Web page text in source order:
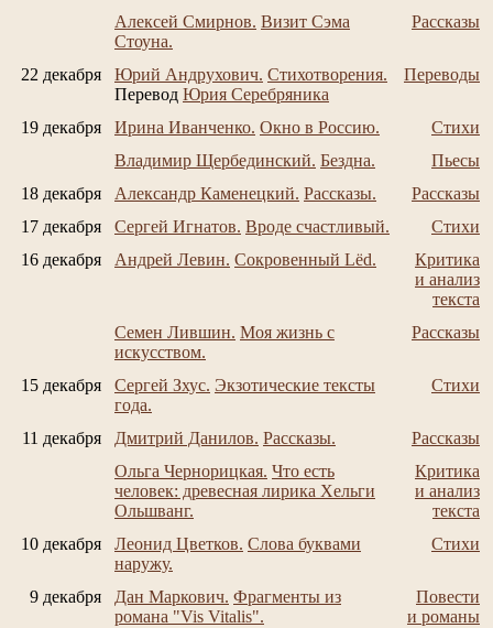
Алексей Смирнов. Визит Сэма
Стоуна.
Рассказы
22 декабря Юрий Андрухович. Стихотворения.
Перевод Юрия Серебряника
Переводы
19 декабря Ирина Иванченко. Окно в Россию.
Стихи
Владимир Щербединский. Бездна.
Пьесы
18 декабря
Александр Каменецкий. Рассказы.
Рассказы
17 декабря
Сергей Игнатов. Вроде счастливый.
Стихи
16 декабря
Андрей Левин. Сокровенный Lёd.
Критика
и анализ
текста
Семен Лившин. Моя жизнь с
искусством.
Рассказы
15 декабря Сергей Зхус. Экзотические тексты
года.
Стихи
11 декабря Дмитрий Данилов. Рассказы.
Рассказы
Ольга Чернорицкая. Что есть
человек: древесная лирика Хельги
Ольшванг.
Критика
и анализ
текста
10 декабря
Леонид Цветков. Слова буквами
наружу.
Стихи
9 декабря Дан Маркович. Фрагменты из
романа "Vis Vitalis".
Повести
и романы